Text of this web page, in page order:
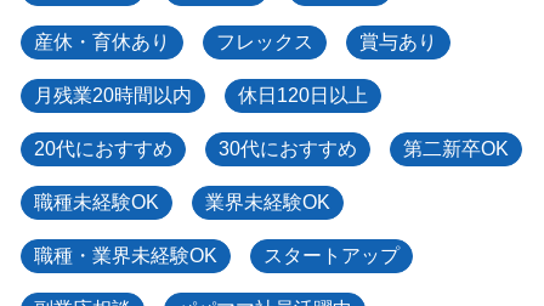
産休・育休あり フレックス 賞与あり
月残業20時間以内 休日120日以上
20代におすすめ 30代におすすめ 第二新卒OK
職種未経験OK 業界未経験OK
職種・業界未経験OK スタートアップ